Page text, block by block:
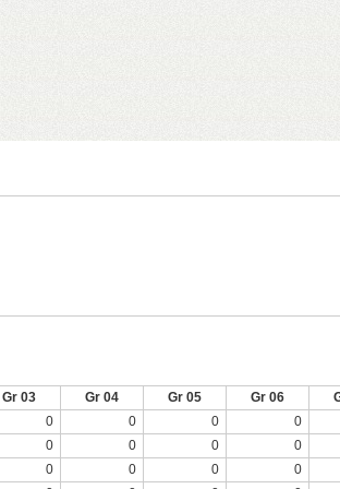
Gr 03 Gr 04 Gr 05 Gr 06
0 0 0 0
0 0 0 0
0 0 0 0